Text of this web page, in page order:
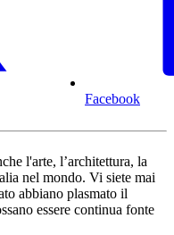
Facebook
l'arte, l’architettura, la
nel mondo. Vi siete mai
abbiano plasmato il
essere continua fonte